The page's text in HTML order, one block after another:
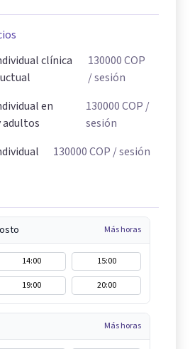
clínica
130000COP
/ sesión
en
adultos
130000COP /
sesión
130000COP / sesión
Más horas
14:00
15:00
19:00 20:00
Más horas